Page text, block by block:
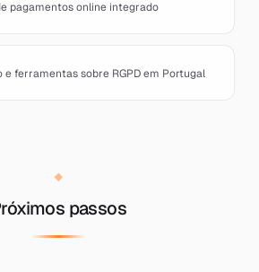
pagamentos online integrado
e ferramentas sobre RGPD em Portugal
passos